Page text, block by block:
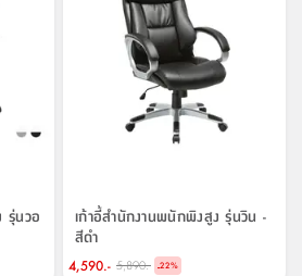
รุ่นวอ
เก้าอี้สำนักงานพนักพิงสูง รุ่นวิน -
สีดำ
4,590.- 5,890.- -22%